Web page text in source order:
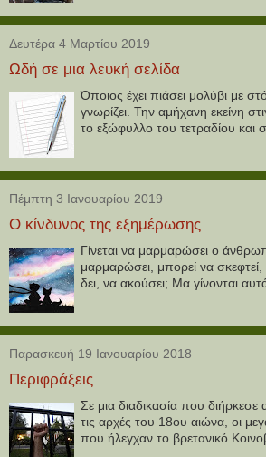
Δευτέρα 4 Μαρτίου 2019
Ωδή σε μια λευκή σελίδα
Όποιος έχει πιάσει μολύβι με
γνωρίζει. Την αμήχανη εκείνη
το εξώφυλλο του τετραδίου και
Πέμπτη 3 Ιανουαρίου 2019
Ο κίνδυνος της εξημέρωσης
Γίνεται να μαρμαρώσει ο
μαρμαρώσει, μπορεί να σκεφτεί,
δει, να ακούσει; Μα γίνονται
Παρασκευή 19 Ιανουαρίου 2018
Περιφράξεις
Σε μια διαδικασία που
τις αρχές του 18ου αιώνα, οι
που ήλεγχαν το βρετανικό